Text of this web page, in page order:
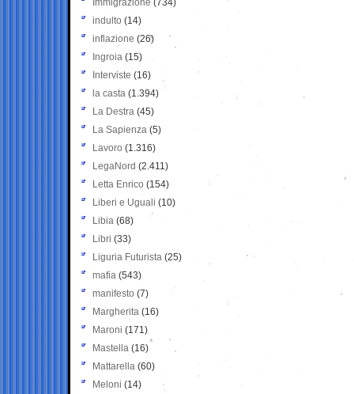
Immigrazione (734)
indulto (14)
inflazione (26)
Ingroia (15)
Interviste (16)
la casta (1.394)
La Destra (45)
La Sapienza (5)
Lavoro (1.316)
LegaNord (2.411)
Letta Enrico (154)
Liberi e Uguali (10)
Libia (68)
Libri (33)
Liguria Futurista (25)
mafia (543)
manifesto (7)
Margherita (16)
Maroni (171)
Mastella (16)
Mattarella (60)
Meloni (14)